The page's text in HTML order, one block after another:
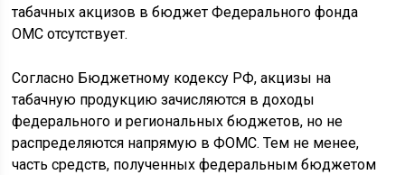
табачных акцизов в бюджет Федерального фонда
ОМС отсутствует.
Согласно Бюджетному кодексу РФ, акцизы на
табачную продукцию зачисляются в доходы
федерального и региональных бюджетов, но не
распределяются напрямую в ФОМС. Тем не менее,
часть средств, полученных федеральным бюджетом